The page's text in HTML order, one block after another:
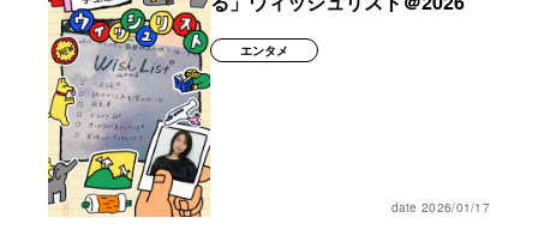
エンタメ
date 2026/01/17